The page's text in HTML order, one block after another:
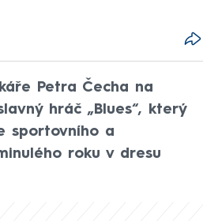
Petra Čecha na
hráč „Blues“, který
sportovního a
roku v dresu